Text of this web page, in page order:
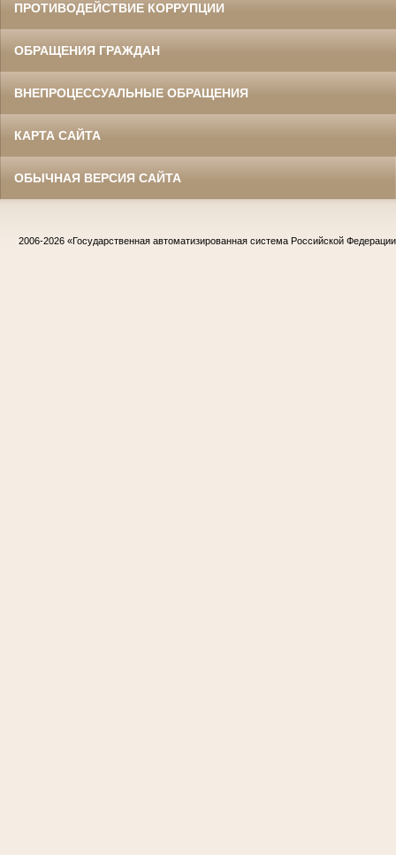
ПРОТИВОДЕЙСТВИЕ КОРРУПЦИИ
ОБРАЩЕНИЯ ГРАЖДАН
ВНЕПРОЦЕССУАЛЬНЫЕ ОБРАЩЕНИЯ
КАРТА САЙТА
ОБЫЧНАЯ ВЕРСИЯ САЙТА
2006-2026 «Государственная автоматизированная система Российской